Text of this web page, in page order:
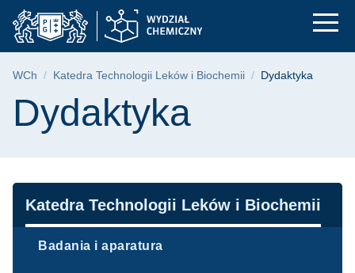
Przejdź
do
menu
Przejdź
do
wyszukiwarki
Przejdź
do
treści
Dydaktyka |
Ścieżka nawigacyjna
WCh Katedra Technologii Leków i Biochemii Dydaktyka
Treść strony
Dydaktyka
Nawigacja
Katedra Technologii Leków i Biochemii
Badania i aparatura